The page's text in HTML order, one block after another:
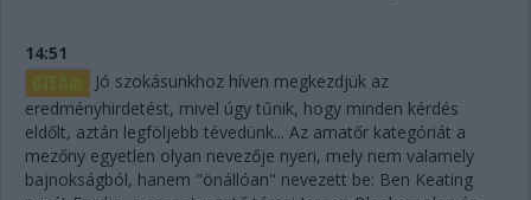
14:51
Jó szokásunkhoz híven megkezdjük az
eredményhirdetést, mivel úgy tűnik, hogy minden kérdés
eldőlt, aztán legföljebb tévedünk... Az amatőr kategóriát a
mezőny egyetlen olyan nevezője nyeri, mely nem valamely
bajnokságból, hanem "önállóan" nevezett be: Ben Keating